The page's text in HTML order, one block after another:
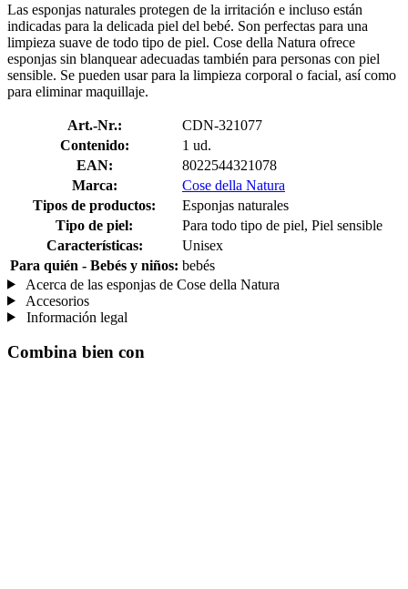
Las esponjas naturales protegen de la irritación e incluso están
indicadas para la delicada piel del bebé. Son perfectas para una
limpieza suave de todo tipo de piel. Cose della Natura ofrece
esponjas sin blanquear adecuadas también para personas con piel
sensible. Se pueden usar para la limpieza corporal o facial, así como
para eliminar maquillaje.
Art.-Nr.:
CDN-321077
Contenido:
1 ud.
EAN:
8022544321078
Marca:
Cose della Natura
Tipos de productos:
Esponjas naturales
Tipo de piel:
Para todo tipo de piel, Piel sensible
Características:
Unisex
Para quién - Bebés y niños: bebés
Acerca de las esponjas de Cose della Natura
Accesorios
Información legal
Combina bien con